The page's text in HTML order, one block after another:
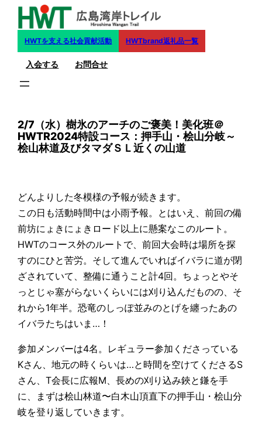
HWTを支える社会貢献活動 HWTbrand返礼品一覧
入会する お問合せ
2/7（水）樹氷のアーチのご褒美！美化班＠
HWTR2024特設コース：押手山・桧山分岐～
桧山林道及びタマダＳＬ近くの山道
どんよりした冬模様の予報が続きます。
この日も活動時間中は小雨予報。とはいえ、前回の備
前坊にょきにょきロード以上に懸案なこのルート。
HWTのコース外のルートで、前回大会時は場所を探
すのにひと苦労。そして進んでいればイバラに道が閉
ざされていて、整備に通うこと計4回。ちょっとやそ
っとじゃ塞がらないくらいには刈り込んだものの、そ
れから1年半。恐竜のしっぽ並みのとげを纏ったあの
イバラたちはいま…！
参加メンバーは4名。レギュラー参加くださっている
Kさん、地元の時くらいは…と時間を空けてくださるS
さん、T会長に広報M、長めの刈り込み鋏と鎌を手
に、まずは桧山林道〜白木山頂直下の押手山・桧山分
岐を登り返していきます。